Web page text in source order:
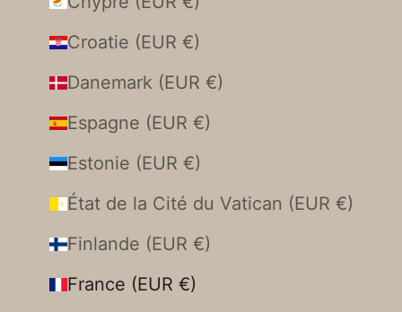
Croatie (EUR €)
Danemark (EUR €)
Espagne (EUR €)
Estonie (EUR €)
État de la Cité du Vatican (EUR €)
Finlande (EUR €)
France (EUR €)